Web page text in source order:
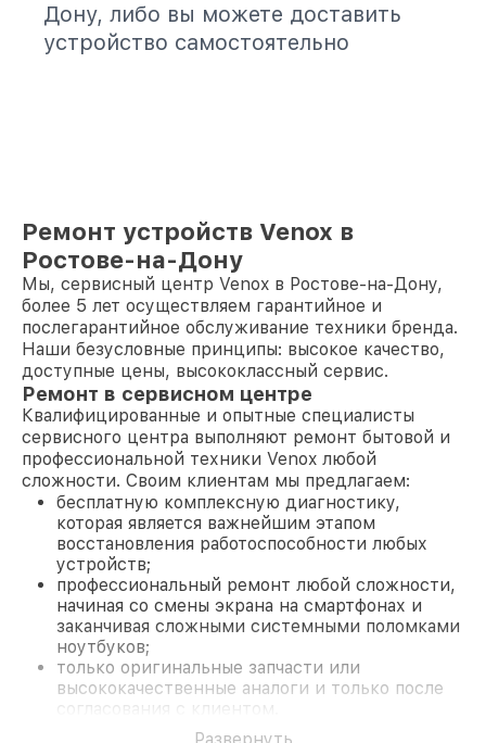
Дону, либо вы можете доставить
устройство самостоятельно
Ремонт устройств Venox в
Ростове-на-Дону
Мы, сервисный центр Venox в Ростове-на-Дону,
более 5 лет осуществляем гарантийное и
послегарантийное обслуживание техники бренда.
Наши безусловные принципы: высокое качество,
доступные цены, высококлассный сервис.
Ремонт в сервисном центре
Квалифицированные и опытные специалисты
сервисного центра выполняют ремонт бытовой и
профессиональной техники Venox любой
сложности. Своим клиентам мы предлагаем:
бесплатную комплексную диагностику,
которая является важнейшим этапом
восстановления работоспособности любых
устройств;
профессиональный ремонт любой сложности,
начиная со смены экрана на смартфонах и
заканчивая сложными системными поломками
ноутбуков;
только оригинальные запчасти или
высококачественные аналоги и только после
согласования с клиентом.
На все работы и замененные комплектующие